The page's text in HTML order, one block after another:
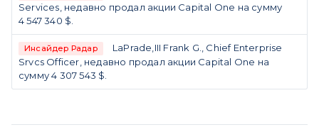
Services, недавно продал акции Capital One на сумму
4 547 340 $.
Инсайдер Радар
LaPrade,III Frank G., Chief Enterprise
Srvcs Officer, недавно продал акции Capital One на
сумму 4 307 543 $.